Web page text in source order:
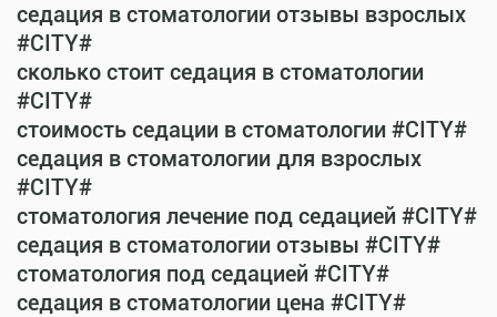
седация в стоматологии отзывы взрослых
#CITY#
сколько стоит седация в стоматологии
#CITY#
стоимость седации в стоматологии #CITY#
седация в стоматологии для взрослых
#CITY#
стоматология лечение под седацией #CITY#
седация в стоматологии отзывы #CITY#
стоматология под седацией #CITY#
седация в стоматологии цена #CITY#